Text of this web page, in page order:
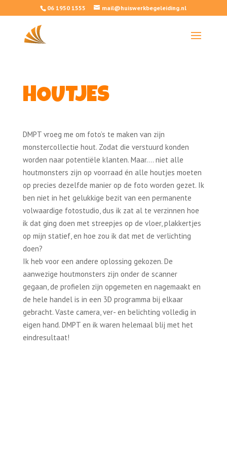
06 1950 1555 mail@huiswerkbegeleiding.nl
HOUTJES
DMPT vroeg me om foto’s te maken van zijn
monstercollectie hout. Zodat die verstuurd konden
worden naar potentiële klanten. Maar…. niet alle
houtmonsters zijn op voorraad én alle houtjes moeten
op precies dezelfde manier op de foto worden gezet. Ik
ben niet in het gelukkige bezit van een permanente
volwaardige fotostudio, dus ik zat al te verzinnen hoe
ik dat ging doen met streepjes op de vloer, plakkertjes
op mijn statief, en hoe zou ik dat met de verlichting
doen?
Ik heb voor een andere oplossing gekozen. De
aanwezige houtmonsters zijn onder de scanner
gegaan, de profielen zijn opgemeten en nagemaakt en
de hele handel is in een 3D programma bij elkaar
gebracht. Vaste camera, ver- en belichting volledig in
eigen hand. DMPT en ik waren helemaal blij met het
eindresultaat!